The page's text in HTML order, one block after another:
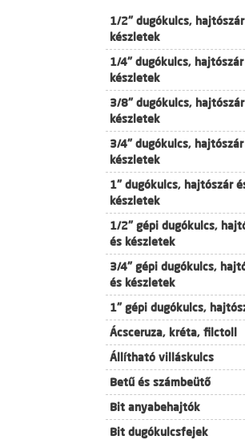
1/2" dugókulcs,
készletek
1/4" dugókulcs,
készletek
3/8" dugókulcs,
készletek
3/4" dugókulcs,
készletek
1" dugókulcs, hajtószár
készletek
1/2" gépi dugókulcs,
és készletek
3/4" gépi dugókulcs,
és készletek
1" gépi dugókulcs,
Ácsceruza, kréta, filctoll
Állítható villáskulcs
Betű és számbeütő
Bit anyabehajtók
Bit dugókulcsfejek